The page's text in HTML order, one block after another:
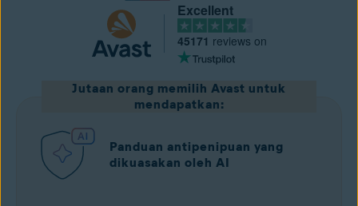
Excellent
45171 reviews on
Jutaan orang memilih Avast untuk
mendapatkan:
Panduan antipenipuan yang
dikuasakan oleh AI